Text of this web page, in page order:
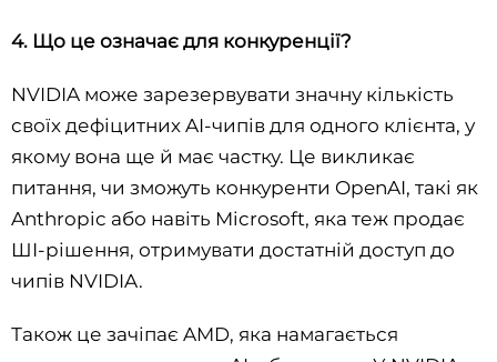
4. Що це означає для конкуренції?
NVIDIA може зарезервувати значну кількість
своїх дефіцитних AI-чипів для одного клієнта, у
якому вона ще й має частку. Це викликає
питання, чи зможуть конкуренти OpenAI, такі як
Anthropic або навіть Microsoft, яка теж продає
ШІ-рішення, отримувати достатній доступ до
чипів NVIDIA.
Також це зачіпає AMD, яка намагається